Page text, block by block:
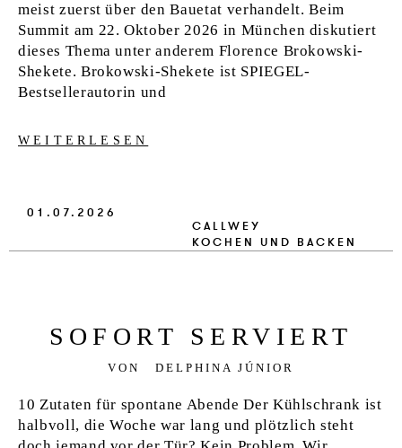
meist zuerst über den Bauetat verhandelt. Beim
Summit am 22. Oktober 2026 in München diskutiert
dieses Thema unter anderem Florence Brokowski-
Shekete. Brokowski-Shekete ist SPIEGEL-
Bestsellerautorin und
WEITERLESEN
01.07.2026
CALLWEY
KOCHEN UND BACKEN
SO­FORT SER­VIERT
VON DELPHINA JÚNIOR
10 Zutaten für spontane Abende Der Kühlschrank ist
halbvoll, die Woche war lang und plötzlich steht